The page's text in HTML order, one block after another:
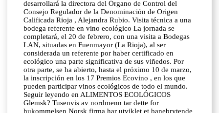
desarrollará la directora del Órgano de Control del
Consejo Regulador de la Denominación de Origen
Calificada Rioja , Alejandra Rubio. Visita técnica a una
bodega referente en vino ecológico La jornada se
completará, el 20 de febrero, con una visita a Bodegas
LAN, situadas en Fuenmayor (La Rioja), al ser
considerada un referente por haber certificado en
ecológico una parte significativa de sus viñedos. Por
otra parte, se ha abierto, hasta el próximo 10 de marzo,
la inscripción en los 17 Premios Ecovino , en los que
pueden participar vinos ecológicos de todo el mundo.
Seguir leyendo en ALIMENTOS ECOLÓGICOS
Glemsk? Tusenvis av nordmenn tar dette for
hukommelsen Norsk firma har utviklet et banebrytende